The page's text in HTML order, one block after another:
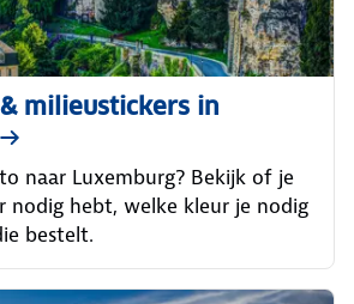
milieustickers in
naar Luxemburg? Bekijk of je
nodig hebt, welke kleur je nodig
bestelt.